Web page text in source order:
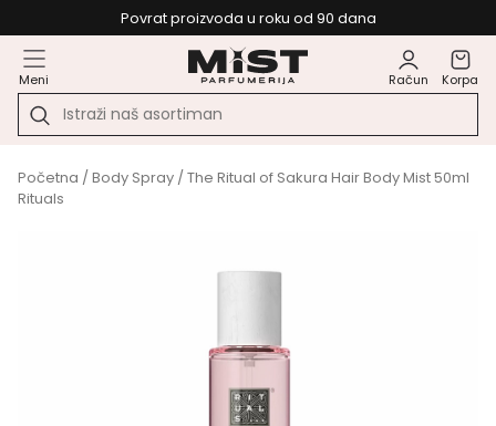
Povrat proizvoda u roku od 90 dana
Meni Račun Korpa
Početna /Body Spray / The Ritual of Sakura Hair Body Mist 50ml
Rituals